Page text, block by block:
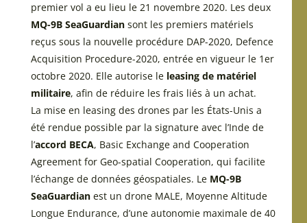
premier vol a eu lieu le 21 novembre 2020. Les deux
MQ-9B SeaGuardiansont les premiers matériels
reçus sous la nouvelle procédure DAP-2020, Defence
Acquisition Procedure-2020, entrée en vigueur le 1er
octobre 2020. Elle autorise le leasing de matériel
militaire, afin de réduire les frais liés à un achat.
La mise en leasing des drones par les États-Unis a
été rendue possible par la signature avec l’Inde de
l’accord BECA, Basic Exchange and Cooperation
Agreement for Geo-spatial Cooperation, qui facilite
l’échange de données géospatiales. Le MQ-9B
SeaGuardianest un drone MALE, Moyenne Altitude
Longue Endurance, d’une autonomie maximale de 40